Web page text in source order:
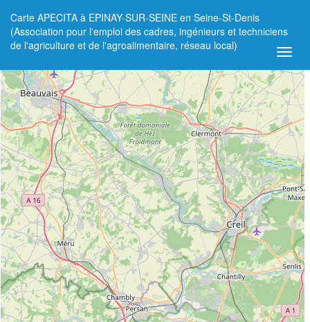
Carte APECITA à EPINAY-SUR-SEINE en Seine-St-Denis
(Association pour l'emploi des cadres, ingénieurs et techniciens
de l'agriculture et de l'agroalimentaire, réseau local)
+
−